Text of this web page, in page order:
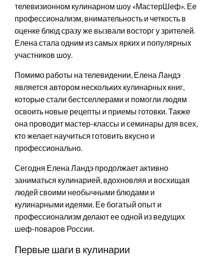
телевизионном кулинарном шоу «МастерШеф». Ее
профессионализм, внимательность и четкость в
оценке блюд сразу же вызвали восторг у зрителей.
Елена стала одним из самых ярких и популярных
участников шоу.
Помимо работы на телевидении, Елена Ландэ
является автором нескольких кулинарных книг,
которые стали бестселлерами и помогли людям
освоить новые рецепты и приемы готовки. Также
она проводит мастер-классы и семинары для всех,
кто желает научиться готовить вкусно и
профессионально.
Сегодня Елена Ландэ продолжает активно
заниматься кулинарией, вдохновляя и восхищая
людей своими необычными блюдами и
кулинарными идеями. Ее богатый опыт и
профессионализм делают ее одной из ведущих
шеф-поваров России.
Первые шаги в кулинарии